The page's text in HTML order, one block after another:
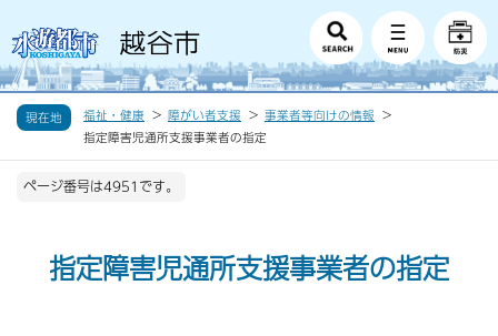
現在地 福祉・健康 障がい者支援
事業者等向けの情報
指定障害児通所支援事業者の指定
ページ番号は4951です。
指定障害児通所支援事業者の指定